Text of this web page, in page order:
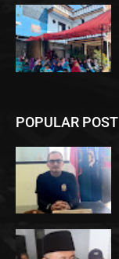
POPULAR POST